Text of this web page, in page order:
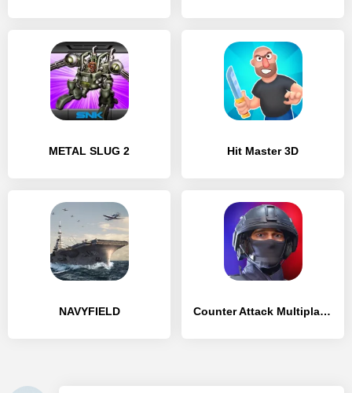
METAL SLUG 2 Hit Master 3D
NAVYFIELD Counter Attack Multiplayer FPS